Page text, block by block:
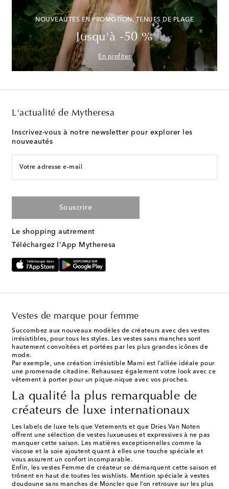
NOUVEAUTÉS EN PROMOTION, TENUES DE PLAGE
Jusqu'à -50 %
En profiter
L'actualité de Mytheresa
Inscrivez-vous à notre newsletter pour explorer les
nouveautés
Votre adresse e-mail
Souscrire
Le shopping autrement
Téléchargez l'App Mytheresa
Vestes de marque pour femme
Succombez aux nouveaux modèles de créateurs avec des vestes
irrésistibles, pour tous les styles. Les vestes sans manches sont
hautement convoitées et portées par les plus grandes icônes de
mode.
Par exemple, une création irrésistible Marni est l’alliée idéale pour
une promenade citadine. Rehaussez également votre look avec ce
vêtement à porter pour un pique-nique avec vos proches.
La qualité la plus remarquable de
créateurs de luxe internationaux
Les labels de luxe tels que Vetements et que Dries Van Noten
offrent une sélection de vestes luxueuses et expressives à ne pas
manquer cette saison. Les matières exceptionnelles comme la
viscose et la soie ajoutent quant à elles une touche spéciale et
vous assurent un confort incomparable.
Enfin, les vestes Femme de créateur se démarquent cette saison et
trônent en haut de toutes les wishlists. Mention spéciale à vestes
doudoune sans manches de Moncler que l’on retrouve sur les plus